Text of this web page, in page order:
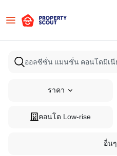
ราคา
คอนโด Low-rise
อื่นๆ